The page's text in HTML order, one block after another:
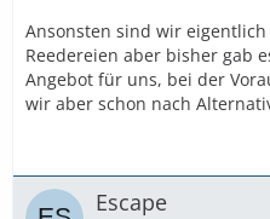
Ansonsten sind wir
Reedereien aber bisher gab
Angebot für uns, bei der
wir aber schon nach
Escape